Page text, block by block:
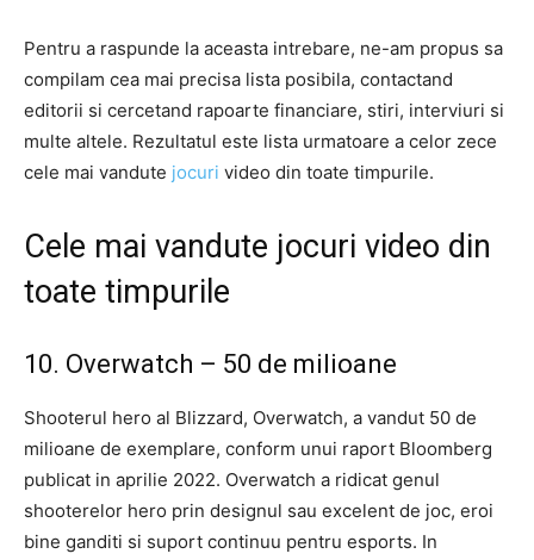
Pentru a raspunde la aceasta intrebare, ne-am propus sa
compilam cea mai precisa lista posibila, contactand
editorii si cercetand rapoarte financiare, stiri, interviuri si
multe altele. Rezultatul este lista urmatoare a celor zece
cele mai vandute jocuri video din toate timpurile.
Cele mai vandute jocuri video din
toate timpurile
10. Overwatch – 50 de milioane
Shooterul hero al Blizzard, Overwatch, a vandut 50 de
milioane de exemplare, conform unui raport Bloomberg
publicat in aprilie 2022. Overwatch a ridicat genul
shooterelor hero prin designul sau excelent de joc, eroi
bine ganditi si suport continuu pentru esports. In